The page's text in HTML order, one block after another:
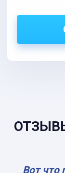
Вот что